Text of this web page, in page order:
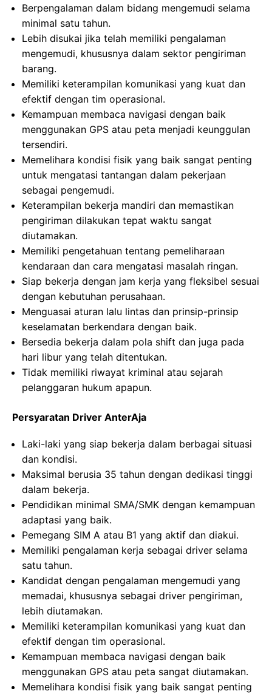
Berpengalaman dalam bidang mengemudi selama
minimal satu tahun.
Lebih disukai jika telah memiliki pengalaman
mengemudi, khususnya dalam sektor pengiriman
barang.
Memiliki keterampilan komunikasi yang kuat dan
efektif dengan tim operasional.
Kemampuan membaca navigasi dengan baik
menggunakan GPS atau peta menjadi keunggulan
tersendiri.
Memelihara kondisi fisik yang baik sangat penting
untuk mengatasi tantangan dalam pekerjaan
sebagai pengemudi.
Keterampilan bekerja mandiri dan memastikan
pengiriman dilakukan tepat waktu sangat
diutamakan.
Memiliki pengetahuan tentang pemeliharaan
kendaraan dan cara mengatasi masalah ringan.
Siap bekerja dengan jam kerja yang fleksibel sesuai
dengan kebutuhan perusahaan.
Menguasai aturan lalu lintas dan prinsip-prinsip
keselamatan berkendara dengan baik.
Bersedia bekerja dalam pola shift dan juga pada
hari libur yang telah ditentukan.
Tidak memiliki riwayat kriminal atau sejarah
pelanggaran hukum apapun.
Persyaratan Driver AnterAja
Laki-laki yang siap bekerja dalam berbagai situasi
dan kondisi.
Maksimal berusia 35 tahun dengan dedikasi tinggi
dalam bekerja.
Pendidikan minimal SMA/SMK dengan kemampuan
adaptasi yang baik.
Pemegang SIM A atau B1 yang aktif dan diakui.
Memiliki pengalaman kerja sebagai driver selama
satu tahun.
Kandidat dengan pengalaman mengemudi yang
memadai, khususnya sebagai driver pengiriman,
lebih diutamakan.
Memiliki keterampilan komunikasi yang kuat dan
efektif dengan tim operasional.
Kemampuan membaca navigasi dengan baik
menggunakan GPS atau peta sangat diutamakan.
Memelihara kondisi fisik yang baik sangat penting